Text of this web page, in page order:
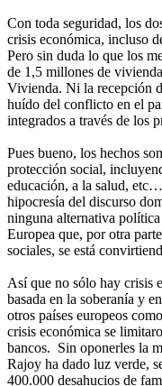
Con toda seguridad, los
crisis económica, incluso
Pero sin duda lo que los
de 1,5 millones de
Vivienda. Ni la recepción
huído del conflicto en el
integrados a través de los
Pues bueno, los hechos
protección social,
educación, a la salud,
hipocresía del discurso
ninguna alternativa
Europea que, por otra
sociales, se está
Así que no sólo hay crisis
basada en la soberanía y
otros países europeos
crisis económica se
bancos. Sin oponerles la
Rajoy ha dado luz verde,
400.000 desahucios de